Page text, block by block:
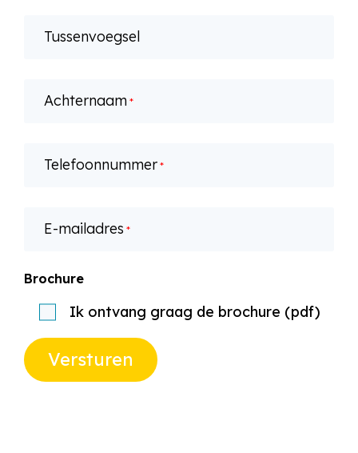
Tussenvoegsel
Achternaam *
Telefoonnummer *
E-mailadres *
Brochure
Ik ontvang graag de brochure (pdf)
Versturen